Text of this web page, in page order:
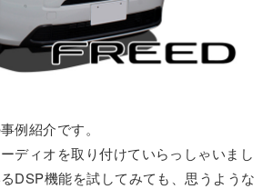
例紹介です。
ディオを取り付けていらっしゃいまし
DSP機能を試してみても、思うような